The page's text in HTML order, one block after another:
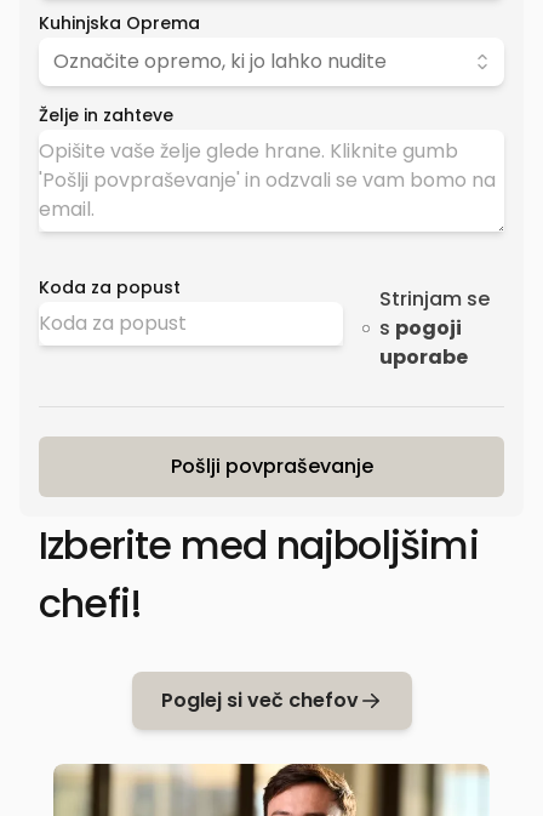
Kuhinjska Oprema
Označite opremo, ki jo lahko nudite
Želje in zahteve
Koda za popust
Strinjam se
s pogoji
uporabe
Pošlji povpraševanje
Izberite med najboljšimi
chefi!
Poglej si več chefov